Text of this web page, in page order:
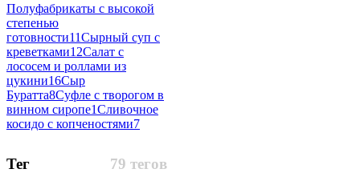
Полуфабрикаты с высокой
степенью
готовности11Сырный суп с
креветками12Салат с
лососем и роллами из
цукини16Сыр
Буратта8Суфле с творогом в
винном сиропе1Сливочное
косидо с копченостями7
79 тегов
Тег